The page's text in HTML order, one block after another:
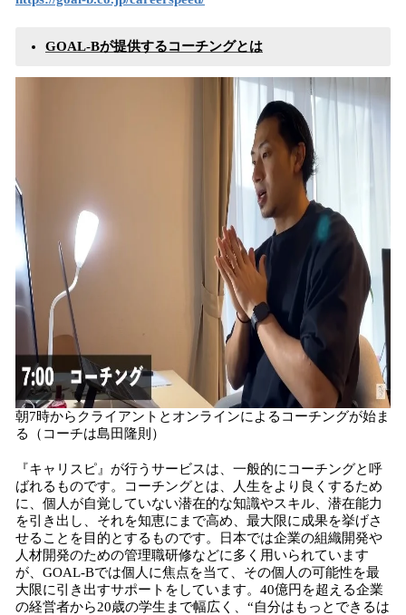
GOAL-Bが提供するコーチングとは
朝7時からクライアントとオンラインによるコーチングが始ま
る（コーチは島田隆則）
『キャリスピ』が行うサービスは、一般的にコーチングと呼
ばれるものです。コーチングとは、人生をより良くするため
に、個人が自覚していない潜在的な知識やスキル、潜在能力
を引き出し、それを知恵にまで高め、最大限に成果を挙げさ
せることを目的とするものです。日本では企業の組織開発や
人材開発のための管理職研修などに多く用いられています
が、GOAL-Bでは個人に焦点を当て、その個人の可能性を最
大限に引き出すサポートをしています。40億円を超える企業
の経営者から20歳の学生まで幅広く、“自分はもっとできるは